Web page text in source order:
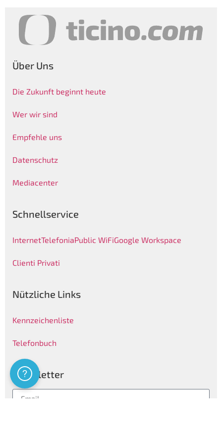
Über Uns
Die Zukunft beginnt heute
Wer wir sind
Empfehle uns
Datenschutz
Mediacenter
Schnellservice
InternetTelefoniaPublic WiFiGoogle Workspace
Clienti Privati
Nützliche Links
Kennzeichenliste
Telefonbuch
Newsletter
Assistenza